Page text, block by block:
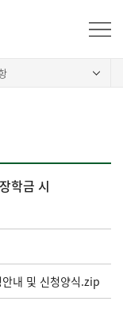
학금 시
내 및 신청양식.zip